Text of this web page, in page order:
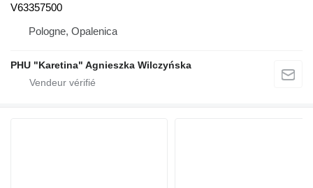
V63357500
Pologne, Opalenica
PHU "Karetina" Agnieszka Wilczyńska